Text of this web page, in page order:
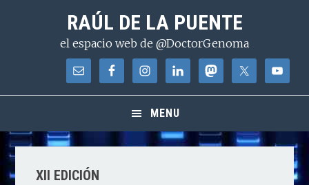
contenido
RAÚL DE LA PUENTE
el espacio web de @DoctorGenoma
MENU
XII EDICIÓN